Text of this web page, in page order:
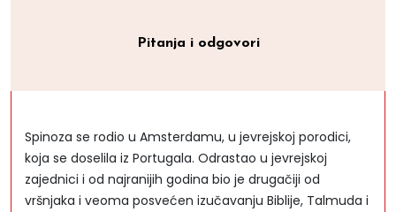
Pitanja i odgovori
Spinoza se rodio u Amsterdamu, u jevrejskoj porodici,
koja se doselila iz Portugala. Odrastao u jevrejskoj
zajednici i od najranijih godina bio je drugačiji od
vršnjaka i veoma posvećen izučavanju Biblije, Talmuda i